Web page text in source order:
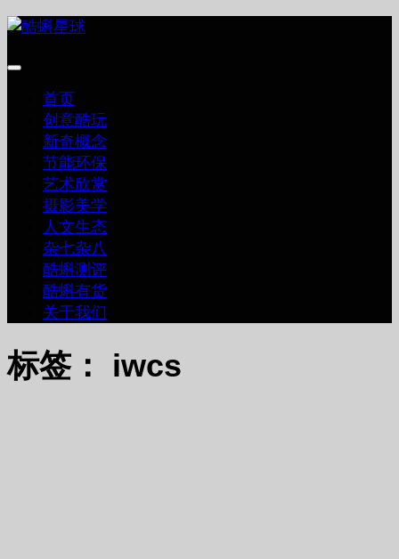
跳
内
首页
创意酷玩
新奇概念
节能环保
艺术欣赏
摄影美学
人文生态
杂七杂八
酷蝌测评
酷蝌有货
关于我们
标签： iwcs